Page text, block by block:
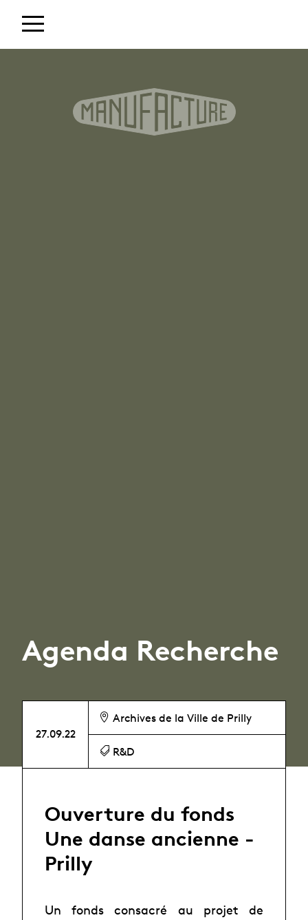
Agenda Recherche
27.09.22
Archives de la Ville de Prilly
R&D
Ouverture du fonds
Une danse ancienne -
Prilly
Un fonds consacré au projet de